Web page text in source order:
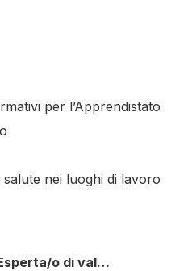
per l’Apprendistato
nei luoghi di lavoro
o di val…